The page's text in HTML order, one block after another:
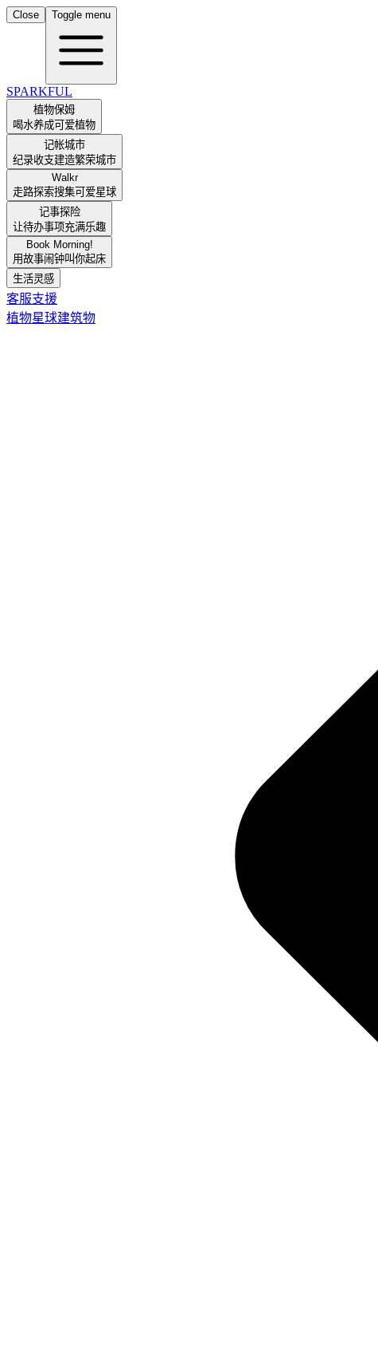
Close Toggle menu
SPARKFUL
植物保姆
喝水养成可爱植物
记帐城市
纪录收支建造繁荣城市
Walkr
走路探索搜集可爱星球
记事探险
让待办事项充满乐趣
Book Morning!
用故事闹钟叫你起床
生活灵感
客服支援
植物星球建筑物